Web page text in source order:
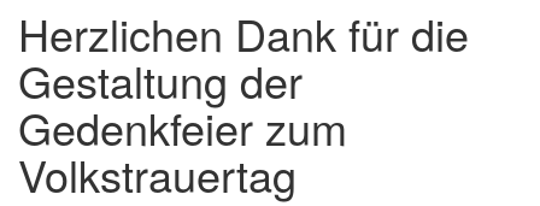
Herzlichen Dank für die
Gestaltung der
Gedenkfeier zum
Volkstrauertag